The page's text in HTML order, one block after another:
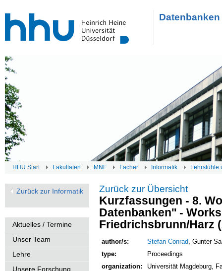
HHU Start Fakultäten MNF Fächer Informatik Lehrstühle
Zurück zur Informatik
Aktuelles / Termine
Unser Team
Lehre
Unsere Forschung
Zurück zur Übersicht
Kurzfassungen - 8.
Datenbanken'' -
Friedrichsbrunn/Harz
author/s: Stefan Conrad, Gunter
type:
Proceedings
organization:
Universität Magdeburg,